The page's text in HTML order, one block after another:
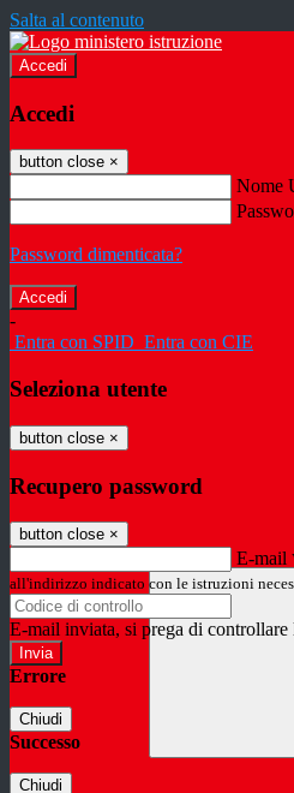
Salta al contenuto
Accedi
Accedi
button close ×
Nome
Password dimenticata?
-
Entra con SPID Entra con CIE
Seleziona utente
button close ×
Recupero password
button close ×
E-mail
all'indirizzo indicato con le istruzioni
E-mail inviata, si prega di controllare
Errore
Chiudi
Successo
Chiudi